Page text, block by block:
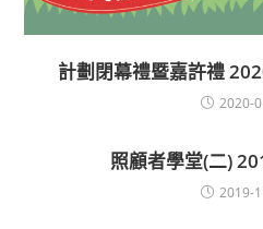
計劃閉幕禮暨嘉許禮
2020-
照顧者學堂(二)
2019-